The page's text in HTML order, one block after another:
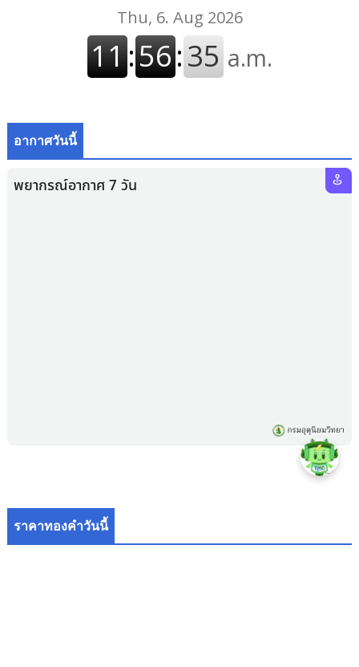
อากาศวันนี้
ราคาทองคำวันนี้